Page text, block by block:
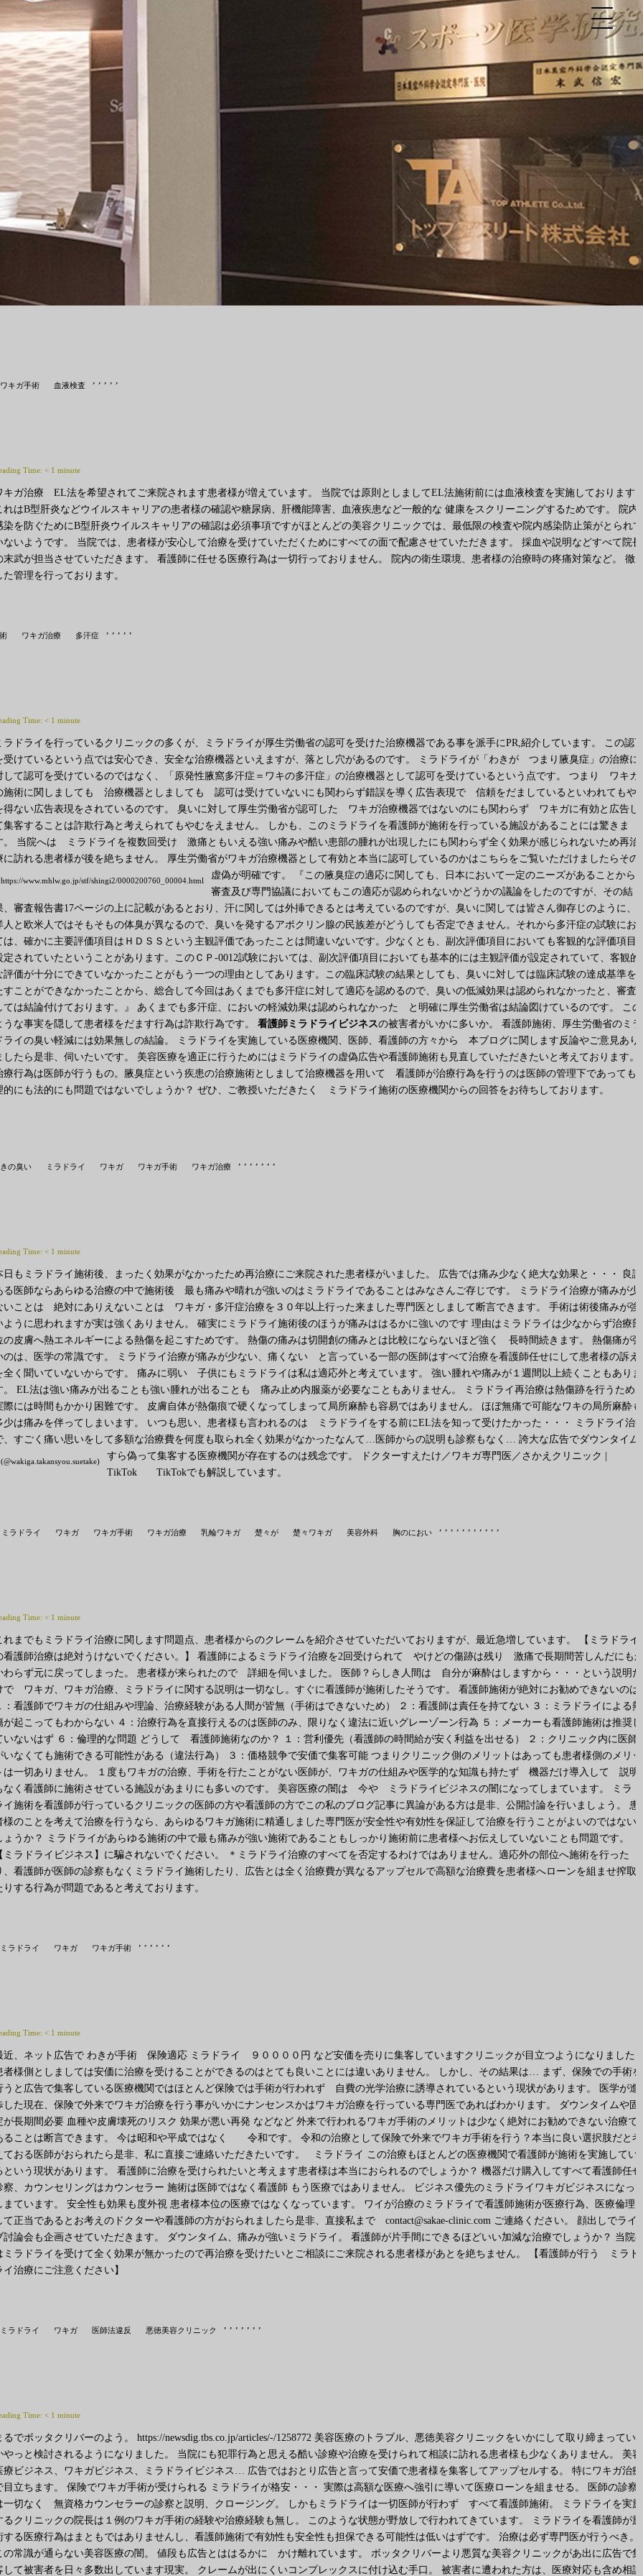
, , , ,
ワキガ手術 ,
血液検査
Time: < 1 minute
キガ治療 EL法を希望されてご来院されます患者様が増えています。 当院では原則としましてEL法施術前には血液検査を実施しております
れはB型肝炎などウイルスキャリアの患者様の確認や糖尿病、肝機能障害、血液疾患など一般的な 健康をスクリーニングするためです。 院内
染を防ぐためにB型肝炎ウイルスキャリアの確認は必須事項ですがほとんどの美容クリニックでは、最低限の検査や院内感染防止策がとられて
ないようです。 当院では、患者様が安心して治療を受けていただくためにすべての面で配慮させていただきます。 採血や説明などすべて院長
末武が担当させていただきます。 看護師に任せる医療行為は一切行っておりません。 院内の衛生環境、患者様の治療時の疼痛対策など。 徹
た管理を行っております。
, , , ,
ワキガ治療 ,
多汗症
Time: < 1 minute
ラドライを行っているクリニックの多くが、ミラドライが厚生労働省の認可を受けた治療機器である事を派手にPR,紹介しています。 この認
受けているという点では安心でき、安全な治療機器といえますが、落とし穴があるのです。 ミラドライが「わきが つまり腋臭症」の治療に
して認可を受けているのではなく、「原発性腋窩多汗症＝ワキの多汗症」の治療機器として認可を受けているという点です。 つまり ワキガ
施術に関しましても 治療機器としましても 認可は受けていないにも関わらず錯誤を導く広告表現で 信頼をだましているといわれてもや
得ない広告表現をされているのです。 臭いに対して厚生労働省が認可した ワキガ治療機器ではないのにも関わらず ワキガに有効と広告し
集客することは詐欺行為と考えられてもやむをえません。 しかも、このミラドライを看護師が施術を行っている施設があることには驚きま
。 当院へは ミラドライを複数回受け 激痛ともいえる強い痛みや酷い患部の腫れが出現したにも関わらず全く効果が感じられないため再治
に訪れる患者様が後を絶ちません。 厚生労働省がワキガ治療機器として有効と本当に認可しているのかはこちらをご覧いただけましたらその
虚偽が明確です。
https://www.mhlw.go.jp/stf/shingi2/0000200760_00004.html
『この腋臭症の適応に関しても、日本において一定のニーズがあることから
審査及び専門協議においてもこの適応が認められないかどうかの議論をしたのですが、その結
、審査報告書17ページの上に記載があるとおり、汗に関しては外挿できるとは考えているのですが、臭いに関しては皆さん御存じのように、
人と欧米人ではそもそもの体臭が異なるので、臭いを発するアポクリン腺の民族差がどうしても否定できません。それから多汗症の試験にお
は、確かに主要評価項目はＨＤＳＳという主観評価であったことは間違いないです。少なくとも、副次評価項目においても客観的な評価項目
定されていたということがあります。このＣＰ-0012試験においては、副次評価項目においても基本的には主観評価が設定されていて、客観的
評価が十分にできていなかったことがもう一つの理由としてあります。この臨床試験の結果としても、臭いに対しては臨床試験の達成基準を
すことができなかったことから、総合して今回はあくまでも多汗症に対して適応を認めるので、臭いの低減効果は認められなかったと、審査
ては結論付けております。』 あくまでも多汗症、においの軽減効果は認められなかった と明確に厚生労働省は結論図けているのです。 この
うな事実を隠して患者様をだます行為は詐欺行為です。 看護師ミラドライビジネスの被害者がいかに多いか。 看護師施術、厚生労働省のミラ
ライの臭い軽減には効果無しの結論。 ミラドライを実施している医療機関、医師、看護師の方々から 本ブログに関します反論やご意見あり
したら是非、伺いたいです。 美容医療を適正に行うためにはミラドライの虚偽広告や看護師施術も見直していただきたいと考えております。
療行為は医師が行うもの。腋臭症という疾患の治療施術としまして治療機器を用いて 看護師が治療行為を行うのは医師の管理下であっても
的にも法的にも問題ではないでしょうか？ ぜひ、ご教授いただきたく ミラドライ施術の医療機関からの回答をお待ちしております。
, , ,
の臭い ,
ミラドライ ,
ワキガ ,
ワキガ手術 ,
ワキガ治療
Time: < 1 minute
日もミラドライ施術後、まったく効果がなかったため再治療にご来院された患者様がいました。 広告では痛み少なく絶大な効果と・・・ 良識
る医師ならあらゆる治療の中で施術後 最も痛みや晴れが強いのはミラドライであることはみなさんご存じです。 ミラドライ治療が痛みが少
いことは 絶対にありえないことは ワキガ・多汗症治療を３０年以上行った来ました専門医としまして断言できます。 手術は術後痛みが強
ように思われますが実は強くありません。 確実にミラドライ施術後のほうが痛みははるかに強いのです 理由はミラドライは少なからず治療部
の皮膚へ熱エネルギーによる熱傷を起こすためです。 熱傷の痛みは切開創の痛みとは比較にならないほど強く 長時間続きます。 熱傷痛が強
のは、医学の常識です。 ミラドライ治療が痛みが少ない、痛くない と言っている一部の医師はすべて治療を看護師任せにして患者様の訴え
全く聞いていないからです。 痛みに弱い 子供にもミラドライは私は適応外と考えています。 強い腫れや痛みが１週間以上続くこともありま
。 EL法は強い痛みが出ることも強い腫れが出ることも 痛み止め内服薬が必要なこともありません。 ミラドライ再治療は熱傷跡を行うた
際には時間もかかり困難です。 皮膚自体が熱傷痕で硬くなってしまって局所麻酔も容易ではありません。 ほぼ無痛で可能なワキの局所麻酔も
少は痛みを伴ってしまいます。 いつも思い、患者様も言われるのは ミラドライをする前にEL法を知って受けたかった・・・ ミラドライ治
、すごく痛い思いをして多額な治療費を何度も取られ全く効果がなかったなんて…医師からの説明も診察もなく… 誇大な広告でダウンタイム
すら偽って集客する医療機関が存在するのは残念です。 ドクターすえたけ／ワキガ専門医／さかえクリニック
(@wakiga.takansyou.suetake)
TikTok TikTokでも解説しています。
, , ,
ミラドライ ,
ワキガ ,
ワキガ手術 ,
ワキガ治療 ,
乳輪ワキガ ,
楚々が ,
楚々ワキガ ,
美容外科 ,
胸のにおい
Time: < 1 minute
れまでもミラドライ治療に関します問題点、患者様からのクレームを紹介させていただいておりますが、最近急増しています。 【ミラドライ
看護師治療は絶対うけないでください。】 看護師によるミラドライ治療を2回受けられて やけどの傷跡は残り 激痛で長期間苦しんだにも
わらず元に戻ってしまった。 患者様が来られたので 詳細を伺いました。 医師？らしき人間は 自分が麻酔はしますから・・・という説明だ
で ワキガ、ワキガ治療、ミラドライに関する説明は一切なし。すぐに看護師が施術したそうです。 看護師施術が絶対にお勧めできないのは
：看護師でワキガの仕組みや理論、治療経験がある人間が皆無（手術はできないため） ２：看護師は責任を持てない ３：ミラドライによる熱
が起こってもわからない ４：治療行為を直接行えるのは医師のみ、限りなく違法に近いグレーゾーン行為 ５：メーカーも看護師施術は推奨し
いないはず ６：倫理的な問題 どうして 看護師施術なのか？ １：営利優先（看護師の時間給が安く利益を出せる） ２：クリニック内に医師
いなくても施術できる可能性がある（違法行為） ３：価格競争で安価で集客可能 つまりクリニック側のメリットはあっても患者様側のメリッ
は一切ありません。 １度もワキガの治療、手術を行たことがない医師が、ワキガの仕組みや医学的な知識も持たず 機器だけ導入して 説明
なく看護師に施術させている施設があまりにも多いのです。 美容医療の闇は 今や ミラドライビジネスの闇になってしまています。 ミラド
イ施術を看護師が行っているクリニックの医師の方や看護師の方でこの私のブログ記事に異論がある方は是非、公開討論を行いましょう。 患
様のことを考えて治療を行うなら、あらゆるワキガ施術に精通しました専門医が安全性や有効性を保証して治療を行うことがよいのではない
ょうか？ ミラドライがあらゆる施術の中で最も痛みが強い施術であることもしっかり施術前に患者様へお伝えしていないことも問題です。
ミラドライビジネス】に騙されないでください。 ＊ミラドライ治療のすべてを否定するわけではありません。適応外の部位へ施術を行った
、看護師が医師の診察もなくミラドライ施術したり、広告とは全く治療費が異なるアップセルで高額な治療費を患者様へローンを組ませ搾取
りする行為が問題であると考えております。
, , , ,
ミラドライ ,
ワキガ ,
ワキガ手術
Time: < 1 minute
近、ネット広告で わきが手術 保険適応 ミラドライ ９００００円 など安価を売りに集客していますクリニックが目立つようになりました
者様側としましては安価に治療を受けることができるのはとても良いことには違いありません。 しかし、その結果は… まず、保険での手術を
うと広告で集客している医療機関ではほとんど保険では手術が行われず 自費の光学治療に誘導されているという現状があります。 医学が進
した現在、保険で外来でワキガ治療を行う事がいかにナンセンスかはワキガ治療を行っている専門医であればわかります。 ダウンタイムや固
が長期間必要 血種や皮膚壊死のリスク 効果が悪い再発 などなど 外来で行われるワキガ手術のメリットは少なく絶対にお勧めできない治療で
ることは断言できます。 今は昭和や平成ではなく 令和です。 令和の治療として保険で外来でワキガ手術を行う？本当に良い選択肢だと考
ておる医師がおられたら是非、私に直接ご連絡いただきたいです。 ミラドライ この治療もほとんどの医療機関で看護師が施術を実施してい
という現状があります。 看護師に治療を受けられたいと考えます患者様は本当におられるのでしょうか？ 機器だけ購入してすべて看護師任せ
察、カウンセリングはカウンセラー 施術は医師ではなく看護師 もう医療ではありません。 ビジネス優先のミラドライワキガビジネスになっ
まています。 安全性も効果も度外視 患者様本位の医療ではなくなっています。 ワイが治療のミラドライで看護師施術が医療行為、医療倫理
て正当であるとお考えのドクターや看護師の方がおられましたら是非、直接私まで contact@sakae-clinic.com ご連絡ください。 顔出しでライ
討論会も企画させていただきます。 ダウンタイム、痛みが強いミラドライ。 看護師が片手間にできるほどいい加減な治療でしょうか？ 当院
ミラドライを受けて全く効果が無かったので再治療を受けたいとご相談にご来院される患者様があとを絶ちません。 【看護師が行う ミラド
イ治療にご注意ください】
, , , ,
ミラドライ ,
ワキガ ,
医師法違反 ,
悪徳美容クリニック
Time: < 1 minute
るでボッタクリバーのよう。 https://newsdig.tbs.co.jp/articles/-/1258772 美容医療のトラブル、悪徳美容クリニックをいかにして取り締まってい
やっと検討されるようになりました。 当院にも犯罪行為と思える酷い診療や治療を受けられて相談に訪れる患者様も少なくありません。 美容
療ビジネス、ワキガビジネス、ミラドライビジネス… 広告ではおとり広告と言って安価で患者様を集客してアップセルする。 特にワキガ治療
目立ちます。 保険でワキガ手術が受けられる ミラドライが格安・・・ 実際は高額な医療へ強引に導いて医療ローンを組ませる。 医師の診察
一切なく 無資格カウンセラーの診察と説明、クロージング。 しかもミラドライは一切医師が行わず すべて看護師施術。 ミラドライを実施
るクリニックの院長は１例のワキガ手術の経験や治療経験も無し。 このような状態が野放しで行われてきています。 ミラドライを看護師が施
する医療行為はまともではありませんし、看護師施術で有効性も安全性も担保できる可能性は低いはずです。 治療は必ず専門医が行うべき。
の常識が通らない美容医療の闇。 値段も広告とははるかに かけ離れています。 ボッタクリバーより悪質な美容クリニックがあ出に広告で集
して被害者を日々多数出しています現実。 クレームが出にくいコンプレックスに付け込む手口。 被害者に遭われた方は、医療対応も含め相談